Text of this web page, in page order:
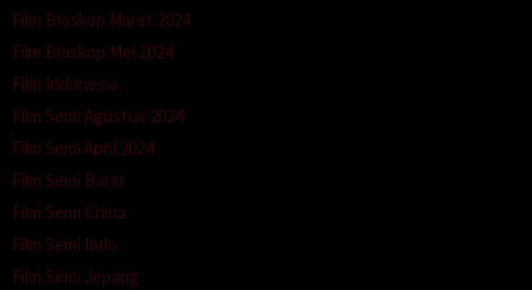
Film Bioskop Maret 2024
Film Bioskop Mei 2024
Film Indonesia
Film Semi Agustus 2024
Film Semi April 2024
Film Semi Barat
Film Semi China
Film Semi Indo
Film Semi Jepang